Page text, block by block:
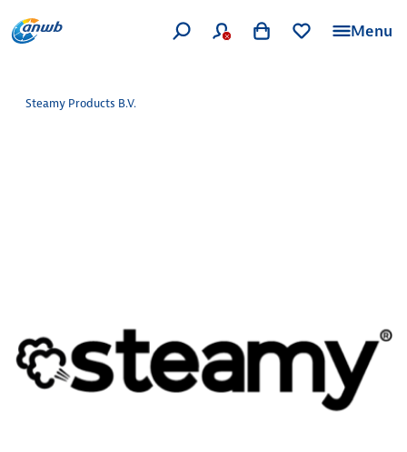
Menu
Steamy Products B.V.